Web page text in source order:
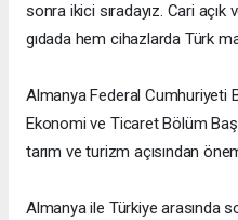
sonra ikici sıradayız. Cari
gıdada hem cihazlarda Türk
Almanya Federal Cumhuriyeti
Ekonomi ve Ticaret Bölüm
tarım ve turizm açısından
Almanya ile Türkiye arasında